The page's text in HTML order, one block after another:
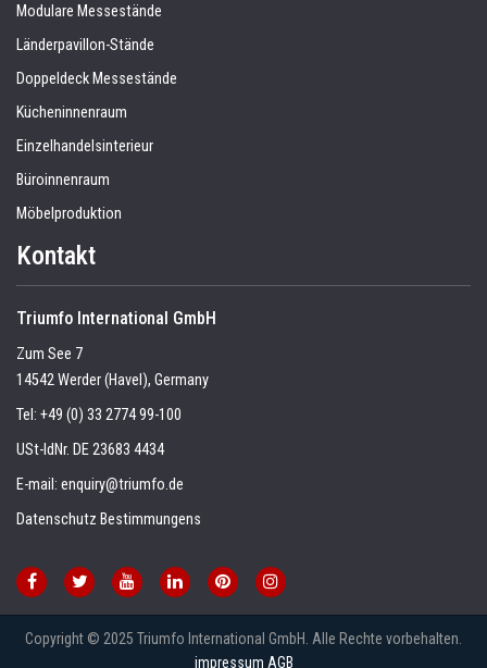
Modulare Messestände
Länderpavillon-Stände
Doppeldeck Messestände
Kücheninnenraum
Einzelhandelsinterieur
Büroinnenraum
Möbelproduktion
Kontakt
Triumfo International GmbH
Zum See 7
14542 Werder (Havel), Germany
Tel: +49 (0) 33 2774 99-100
USt-IdNr. DE 23683 4434
E-mail: enquiry@triumfo.de
Datenschutz Bestimmungens
Copyright © 2025 Triumfo International GmbH. Alle Rechte vorbehalten.
impressum AGB